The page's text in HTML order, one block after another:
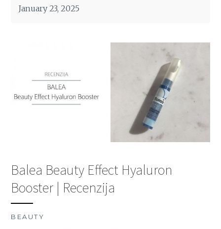
January 23, 2025
Balea Beauty Effect Hyaluron
Booster | Recenzija
BEAUTY